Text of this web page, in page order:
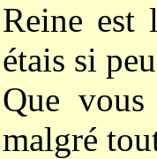
Reine est
étais si
Que vous
malgré